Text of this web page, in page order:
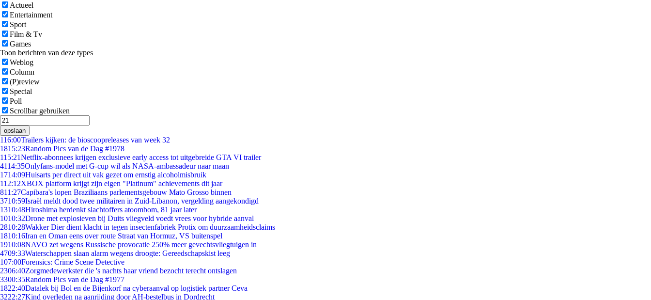
Actueel
Entertainment
Sport
Film & Tv
Games
Toon berichten van deze types
Weblog
Column
(P)review
Special
Poll
Scrollbar gebruiken
opslaan
116:00Trailers kijken: de bioscoopreleases van week 32
1815:23Random Pics van de Dag #1978
115:21Netflix-abonnees krijgen exclusieve early access tot uitgebreide GTA VI trailer
4114:35Onlyfans-model met G-cup wil als NASA-ambassadeur naar maan
1714:09Huisarts per direct uit vak gezet om ernstig alcoholmisbruik
112:12XBOX platform krijgt zijn eigen "Platinum" achievements dit jaar
811:27Capibara's lopen Braziliaans parlementsgebouw Mato Grosso binnen
3710:59Israël meldt dood twee militairen in Zuid-Libanon, vergelding aangekondigd
1310:48Hiroshima herdenkt slachtoffers atoombom, 81 jaar later
1010:32Drone met explosieven bij Duits vliegveld voedt vrees voor hybride aanval
2810:28Wakker Dier dient klacht in tegen insectenfabriek Protix om duurzaamheidsclaims
1810:16Iran en Oman eens over route Straat van Hormuz, VS buitenspel
1910:08NAVO zet wegens Russische provocatie 250% meer gevechtsvliegtuigen in
4709:33Waterschappen slaan alarm wegens droogte: Gereedschapskist leeg
107:00Forensics: Crime Scene Detective
2306:40Zorgmedewerkster die 's nachts haar vriend bezocht terecht ontslagen
3300:35Random Pics van de Dag #1977
1822:40Datalek bij Bol en de Bijenkorf na cyberaanval op logistiek partner Ceva
3222:27Kind overleden na aanrijding door AH-bestelbus in Dordrecht